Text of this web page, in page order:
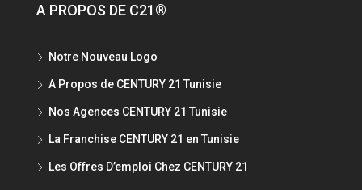
A PROPOS DE C21®
Notre Nouveau Logo
A Propos de CENTURY 21 Tunisie
Nos Agences CENTURY 21 Tunisie
La Franchise CENTURY 21 en Tunisie
Les Offres D’emploi Chez CENTURY 21